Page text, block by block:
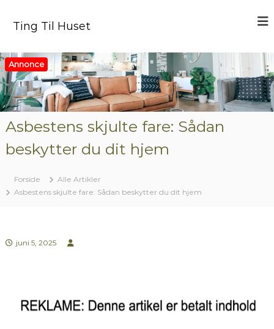
r
e
t
i
l
Ting Til Huset
Annonce
Asbestens skjulte fare: Sådan
beskytter du dit hjem
Forside
Alle Artikler
Asbestens skjulte fare: Sådan beskytter du dit hjem
juni 5, 2025